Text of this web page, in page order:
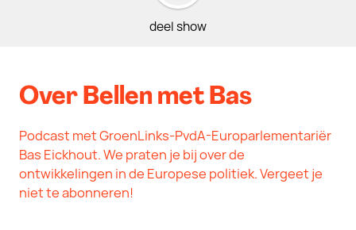
deel show
Over Bellen met Bas
Podcast met GroenLinks-PvdA-Europarlementariër
Bas Eickhout. We praten je bij over de
ontwikkelingen in de Europese politiek. Vergeet je
niet te abonneren!